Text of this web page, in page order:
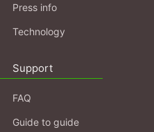
Press info
Technology
Support
FAQ
Guide to guide